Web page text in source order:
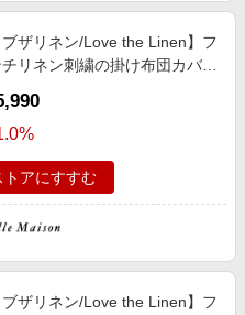
ブザリネン/Love the Linen】フ
リネン刺繍の掛け布団カバー
トアにすすむ
ブザリネン/Love the Linen】フ